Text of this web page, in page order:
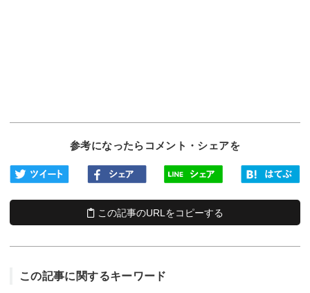
参考になったらコメント・シェアを
この記事のURLをコピーする
この記事に関するキーワード